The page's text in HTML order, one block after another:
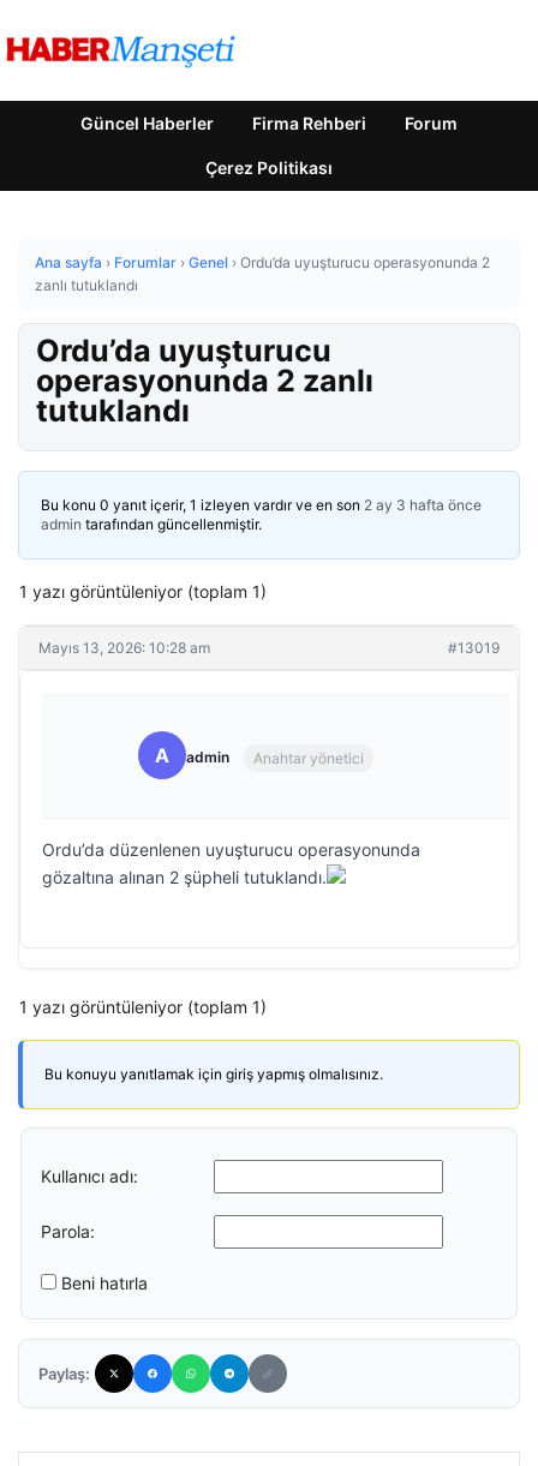
Güncel Haberler Firma Rehberi Forum
Çerez Politikası
Ana sayfa › Forumlar › Genel › Ordu’da uyuşturucu operasyonunda 2
zanlı tutuklandı
Ordu’da uyuşturucu
operasyonunda 2 zanlı
tutuklandı
Bu konu 0 yanıt içerir, 1 izleyen vardır ve en son 2 ay 3 hafta önce
admin tarafından güncellenmiştir.
1 yazı görüntüleniyor (toplam 1)
Mayıs 13, 2026: 10:28 am #13019
A admin Anahtar yönetici
Ordu’da düzenlenen uyuşturucu operasyonunda
gözaltına alınan 2 şüpheli tutuklandı.
1 yazı görüntüleniyor (toplam 1)
Bu konuyu yanıtlamak için giriş yapmış olmalısınız.
Kullanıcı adı:
Parola:
Beni hatırla
Paylaş: